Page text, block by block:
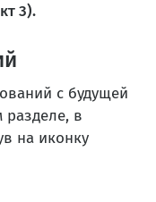
3).
с будущей
в
на иконку